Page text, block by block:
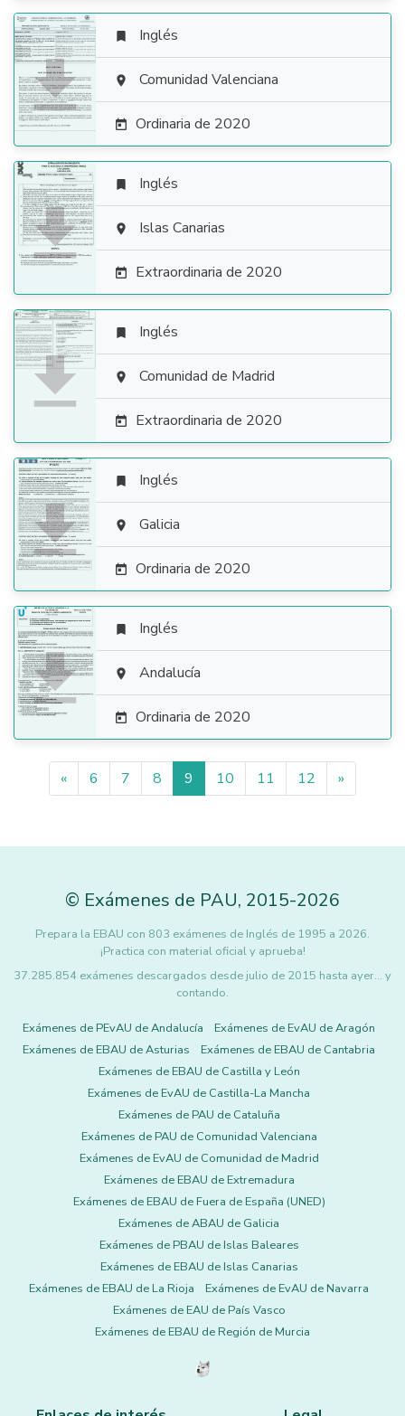

 Inglés
 Comunidad Valenciana
 Ordinaria de 2020

 Inglés
 Islas Canarias
 Extraordinaria de 2020

 Inglés
 Comunidad de Madrid
 Extraordinaria de 2020

 Inglés
 Galicia
 Ordinaria de 2020

 Inglés
 Andalucía
 Ordinaria de 2020
« 6 7 8 9 10 11 12 »
© Exámenes de PAU, 2015-2026
Prepara la EBAU con 803 exámenes de Inglés de 1995 a 2026.
¡Practica con material oficial y aprueba!
37.285.854 exámenes descargados desde julio de 2015 hasta ayer... y
contando.
Exámenes de PEvAU de Andalucía
Exámenes de EvAU de Aragón
Exámenes de EBAU de Asturias
Exámenes de EBAU de Cantabria
Exámenes de EBAU de Castilla y León
Exámenes de EvAU de Castilla-La Mancha
Exámenes de PAU de Cataluña
Exámenes de PAU de Comunidad Valenciana
Exámenes de EvAU de Comunidad de Madrid
Exámenes de EBAU de Extremadura
Exámenes de EBAU de Fuera de España (UNED)
Exámenes de ABAU de Galicia
Exámenes de PBAU de Islas Baleares
Exámenes de EBAU de Islas Canarias
Exámenes de EBAU de La Rioja
Exámenes de EvAU de Navarra
Exámenes de EAU de País Vasco
Exámenes de EBAU de Región de Murcia